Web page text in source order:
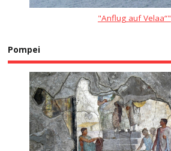
"Anflug auf Velaa“"
Pompei